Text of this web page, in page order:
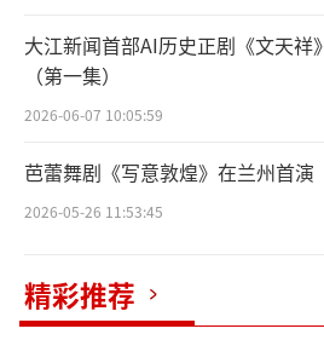
o
大江新闻首部AI历史正剧《文天祥》
（第一集）
2026-06-07 10:05:59
芭蕾舞剧《写意敦煌》在兰州首演
2026-05-26 11:53:45
精彩推荐